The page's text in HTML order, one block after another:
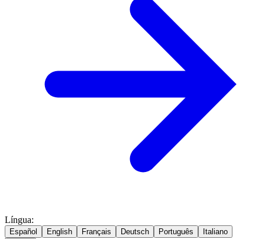
Língua:
Español English Français Deutsch Português Italiano